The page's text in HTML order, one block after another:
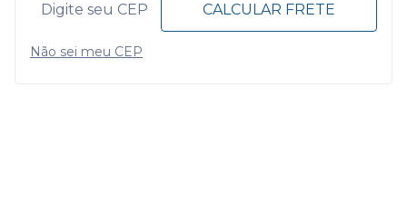
CALCULAR FRETE
Não sei meu CEP